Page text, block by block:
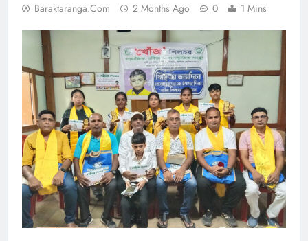
Baraktaranga.com 2 Months Ago 0 1 Mins